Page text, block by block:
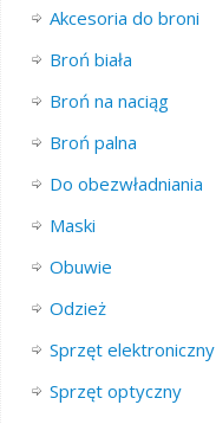
Akcesoria do broni
Broń biała
Broń na naciąg
Broń palna
Do obezwładniania
Maski
Obuwie
Odzież
Sprzęt elektroniczny
Sprzęt optyczny